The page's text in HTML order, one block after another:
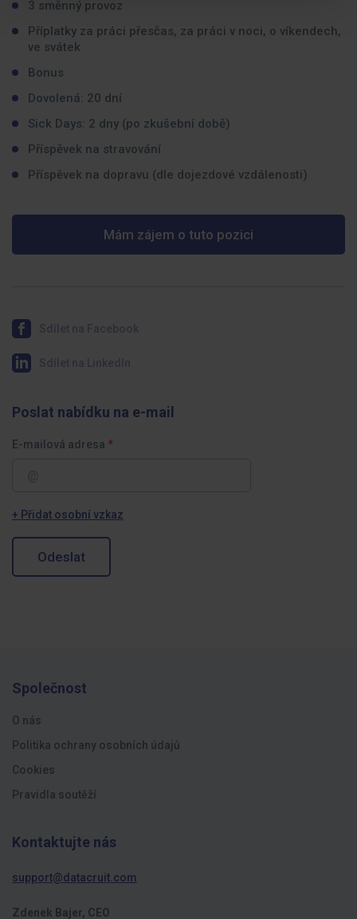
3 směnný provoz
Příplatky za práci přesčas, za práci v noci, o víkendech,
ve svátek
Bonus
Dovolená: 20 dní
Sick Days: 2 dny (po zkušební době)
Příspěvek na stravování
Příspěvek na dopravu (dle dojezdové vzdálenosti)
Mám zájem o tuto pozici
Poslat nabídku na e-mail
E-mailová adresa
+ Přidat osobní vzkaz
Odeslat
Společnost
O nás
Politika ochrany osobních údajů
Cookies
Pravidla soutěží
Kontaktujte nás
support@datacruit.com
Zdenek Bajer, CEO